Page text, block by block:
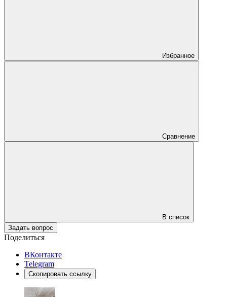
Избранное
Сравнение
В список
Задать вопрос
Поделиться
ВКонтакте
Telegram
Скопировать ссылку